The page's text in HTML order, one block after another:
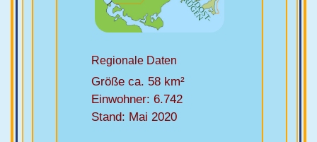
Regionale Daten
Größe ca. 58 km²
Einwohner: 6.742
Stand: Mai 2020